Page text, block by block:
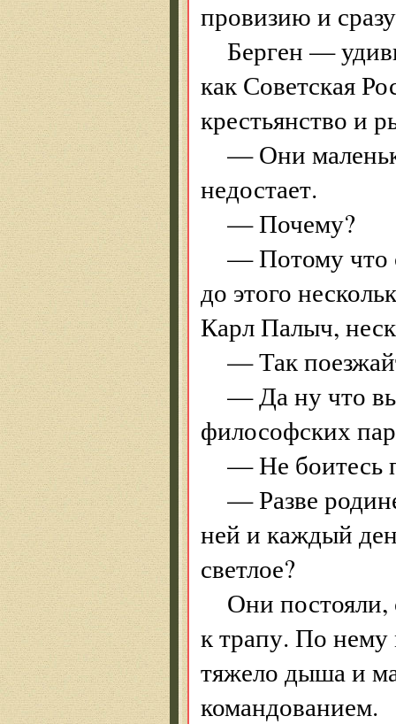
провизию и
Берген —
как Советская
крестьянство и
— Они
недостает.
— Почему?
— Потому что
до этого
Карл Палыч,
— Так
— Да ну что
философских
— Не боитесь
— Разве
ней и каждый
светлое?
Они постояли,
к трапу. По нему
тяжело дыша и
командованием.